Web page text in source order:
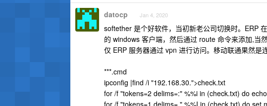
datocp Jan 4, 2020
softether 是个好软件，当初新老公司切换时。ERP
的 windows 客户端，然后通过 route 命令来添加,当
仅 ERP 服务器通过 vpn 进行访问。移动联通果然是
***.cmd
ipconfig |find /i "192.168.30.">check.txt
for /f "tokens=2 delims=:" %%i in (check.txt) do
for /f "tokens=1 delims= " %%I in (check.txt) do set